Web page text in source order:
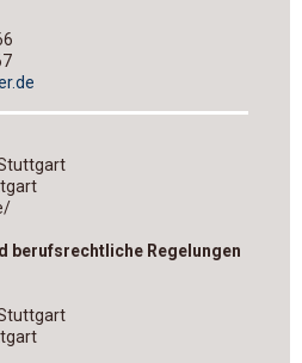
berufsrechtliche Regelungen